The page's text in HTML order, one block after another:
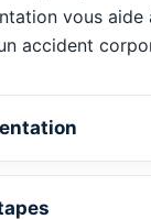
vous
accident